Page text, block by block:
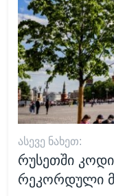
ᲐᲡᲔᲕᲔ ᲜᲐᲮᲔᲗ:
რუსეთში
რეკორდული